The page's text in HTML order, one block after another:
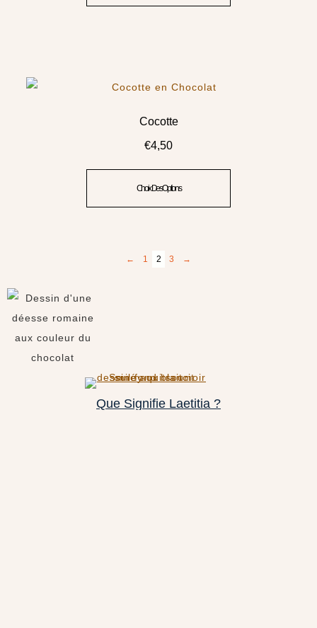
Cocotte
€4,50
Choix Des Options
← 1 2 3 →
Que Signifie Laetitia ?